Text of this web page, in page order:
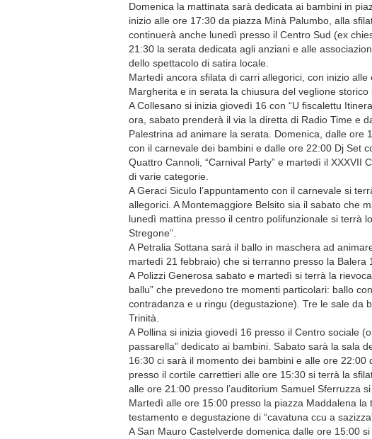
Domenica la mattinata sarà dedicata ai bambini in
inizio alle ore 17:30 da piazza Minà Palumbo, alla
continuerà anche lunedì presso il Centro Sud (ex
21:30 la serata dedicata agli anziani e alle
dello spettacolo di satira locale.
Martedì ancora sfilata di carri allegorici, con inizio
Margherita e in serata la chiusura del veglione storico
A Collesano si inizia giovedì 16 con “U fiscalettu
ora, sabato prenderà il via la diretta di Radio Time e
Palestrina ad animare la serata. Domenica, dalle ore
con il carnevale dei bambini e dalle ore 22:00 Dj Set
Quattro Cannoli, “Carnival Party” e martedì il XXXVII
di varie categorie.
A Geraci Siculo l’appuntamento con il carnevale si
allegorici. A Montemaggiore Belsito sia il sabato che
lunedì mattina presso il centro polifunzionale si terrà
Stregone”.
A Petralia Sottana sarà il ballo in maschera ad
martedì 21 febbraio) che si terranno presso la Balera
A Polizzi Generosa sabato e martedì si terrà la
ballu” che prevedono tre momenti particolari: ballo
contradanza e u ringu (degustazione). Tre le sale da
Trinità.
A Pollina si inizia giovedì 16 presso il Centro sociale
passarella” dedicato ai bambini. Sabato sarà la sala
16:30 ci sarà il momento dei bambini e alle ore
presso il cortile carrettieri alle ore 15:30 si terrà la
alle ore 21:00 presso l’auditorium Samuel Sferruzza
Martedì alle ore 15:00 presso la piazza Maddalena la
testamento e degustazione di “cavatuna ccu a
A San Mauro Castelverde domenica dalle ore 15:00